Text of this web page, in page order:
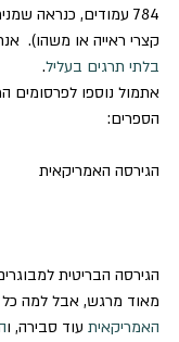
784 עמודים, כנראה
קצרי ראייה או משהו).
בלתי תרגים בעליל.
אתמול נוספו לפרסומים
הספרים:
הגירסה האמריקאית
הגירסה הבריטית
מאוד מרגש, אבל למה כל
האמריקאית עוד סבירה, ו